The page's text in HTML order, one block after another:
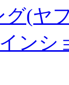
グ(ヤ
ンシ